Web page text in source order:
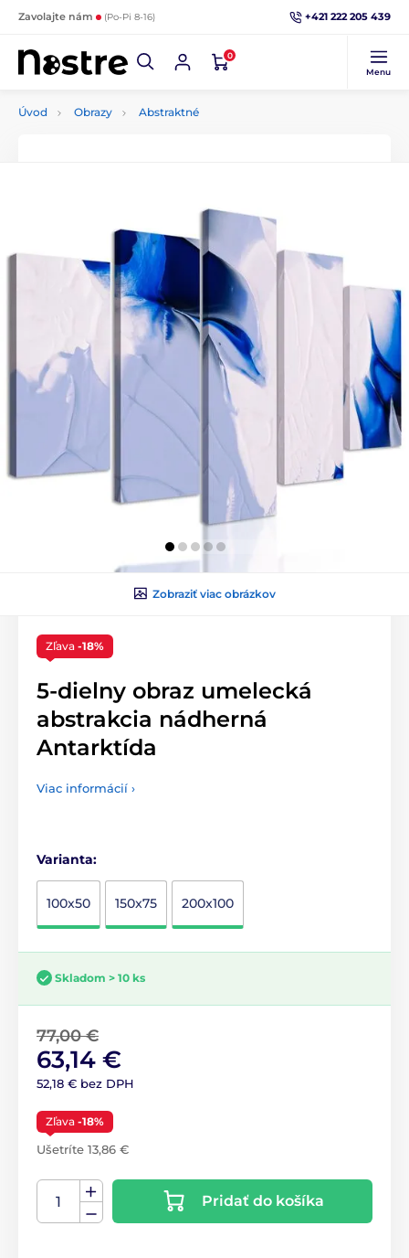
Zavolajte nám (Po-Pi 8-16) +421 222 205 439
0
Menu
Úvod Obrazy Abstraktné
Zobraziť viac obrázkov
Zľava -18%
5-dielny obraz umelecká
abstrakcia nádherná
Antarktída
Viac informácií ›
Varianta:
100x50 150x75 200x100
Skladom > 10 ks
77,00 €
63,14 €
52,18 € bez DPH
Zľava -18%
Ušetríte 13,86 €
Pridať do košíka